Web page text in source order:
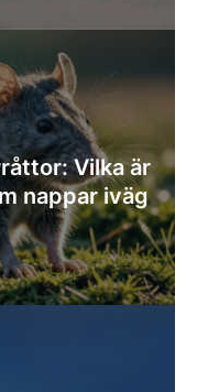
Vilka är
nappar iväg